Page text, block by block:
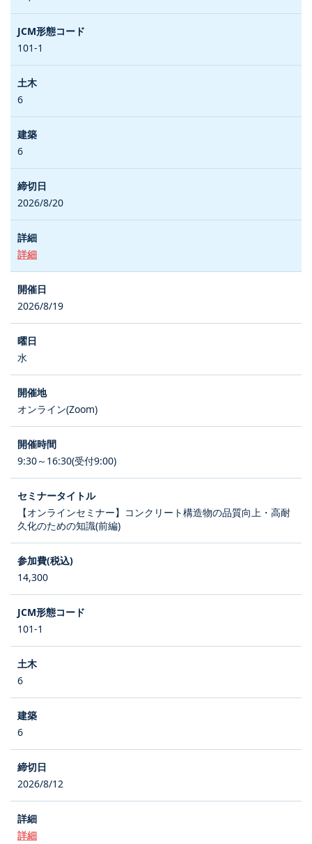
101-1
6
6
2026/8/20
詳細
2026/8/19
水
オンライン(Zoom)
9:30～16:30(受付9:00)
【オンラインセミナー】コンクリート構造物の品質向上・高耐
久化のための知識(前編)
14,300
101-1
6
6
2026/8/12
詳細